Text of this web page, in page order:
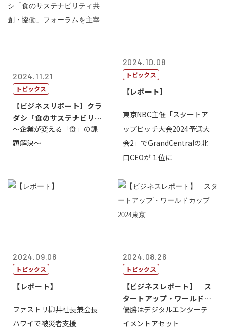
2024.11.21
トピックス
【ビジネスリポート】クラ
ダシ「食のサステナビリテ
ィ共創・協働...
～企業が変える「食」の課
題解決～
2024.10.08
トピックス
【レポート】
東京NBC主催「スタートア
ップピッチ大会2024予選大
会2」でGrandCentralの北
口CEOが１位に
2024.09.08
トピックス
【レポート】
ファストリ柳井社長兼会長
ハワイで被災者支援
2024.08.26
トピックス
【ビジネスレポート】 ス
タートアップ・ワールドカ
ップ2024...
優勝はデジタルエンターテ
イメントアセット